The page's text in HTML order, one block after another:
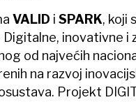
VALID i SPARK, koji
Digitalne, inovativne i
od najvećih
na razvoj
Projekt